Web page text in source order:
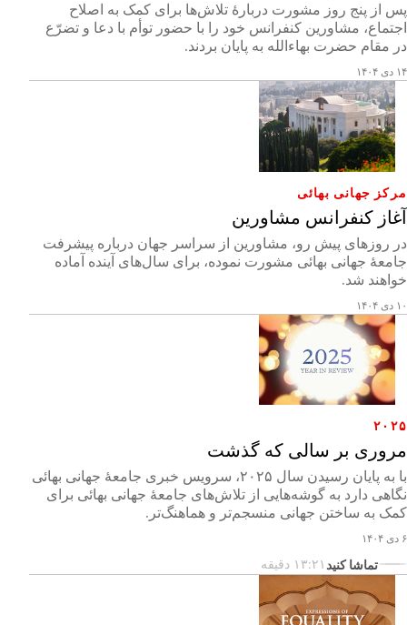
پس از پنج روز مشورت دربارۀ تلاش‌ها برای کمک به اصلاح
اجتماع، مشاورین کنفرانس خود را با حضور توأم با دعا و تضرّع
در مقام حضرت بهاءالله به پایان بردند.
۱۴ دی ۱۴۰۴
مرکز جهانی بهائی
آغاز کنفرانس مشاورین
در روزهای پیش رو، مشاورین از سراسر جهان درباره پیشرفت
جامعۀ جهانی بهائی مشورت نموده، برای سال‌های آینده آماده
خواهند شد.
۱۰ دی ۱۴۰۴
۲۰۲۵
مروری بر سالی که گذشت
با به پایان رسیدن سال ۲۰۲۵، سرویس خبری جامعهٔ جهانی بهائی
نگاهی دارد به گوشه‌هایی از تلاش‌های جامعهٔ جهانی بهائی برای
کمک به ساختن جهانی منسجم‌تر و هماهنگ‌تر.
۶ دی ۱۴۰۴
تماشا کنید ۱۳:۲۱ دقیقه